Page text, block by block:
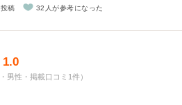
稿 32人が参考になった
1.0
男性・掲載口コミ1件）